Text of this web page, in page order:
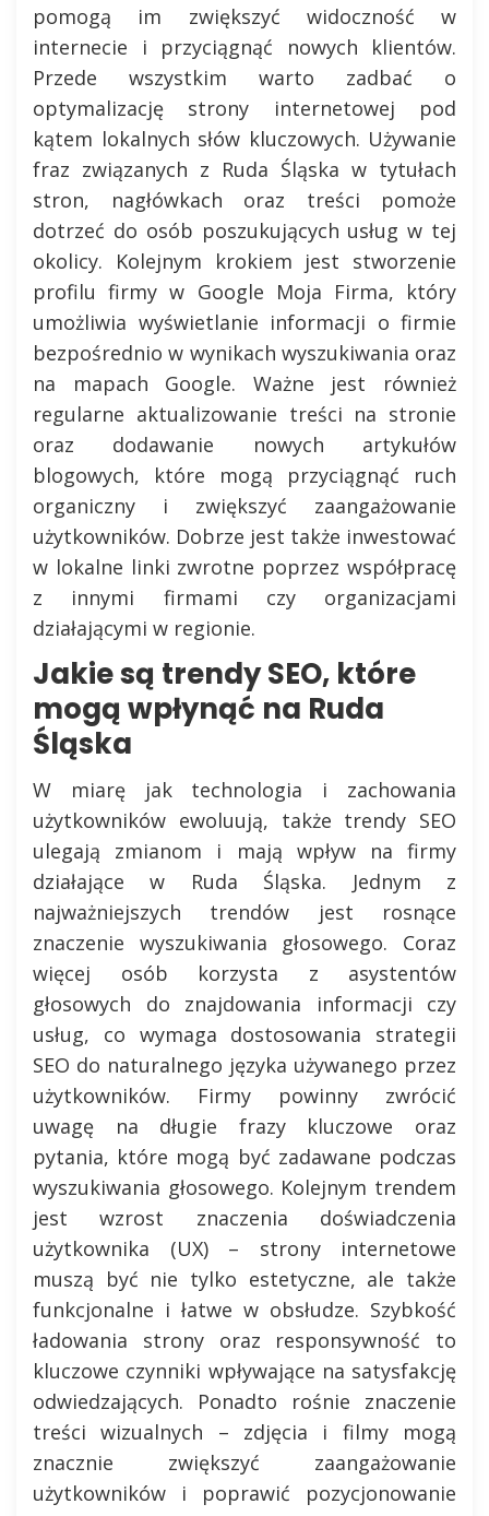
pomogą im zwiększyć widoczność w
internecie i przyciągnąć nowych klientów.
Przede wszystkim warto zadbać o
optymalizację strony internetowej pod
kątem lokalnych słów kluczowych. Używanie
fraz związanych z Ruda Śląska w tytułach
stron, nagłówkach oraz treści pomoże
dotrzeć do osób poszukujących usług w tej
okolicy. Kolejnym krokiem jest stworzenie
profilu firmy w Google Moja Firma, który
umożliwia wyświetlanie informacji o firmie
bezpośrednio w wynikach wyszukiwania oraz
na mapach Google. Ważne jest również
regularne aktualizowanie treści na stronie
oraz dodawanie nowych artykułów
blogowych, które mogą przyciągnąć ruch
organiczny i zwiększyć zaangażowanie
użytkowników. Dobrze jest także inwestować
w lokalne linki zwrotne poprzez współpracę
z innymi firmami czy organizacjami
działającymi w regionie.
Jakie są trendy SEO, które
mogą wpłynąć na Ruda
Śląska
W miarę jak technologia i zachowania
użytkowników ewoluują, także trendy SEO
ulegają zmianom i mają wpływ na firmy
działające w Ruda Śląska. Jednym z
najważniejszych trendów jest rosnące
znaczenie wyszukiwania głosowego. Coraz
więcej osób korzysta z asystentów
głosowych do znajdowania informacji czy
usług, co wymaga dostosowania strategii
SEO do naturalnego języka używanego przez
użytkowników. Firmy powinny zwrócić
uwagę na długie frazy kluczowe oraz
pytania, które mogą być zadawane podczas
wyszukiwania głosowego. Kolejnym trendem
jest wzrost znaczenia doświadczenia
użytkownika (UX) – strony internetowe
muszą być nie tylko estetyczne, ale także
funkcjonalne i łatwe w obsłudze. Szybkość
ładowania strony oraz responsywność to
kluczowe czynniki wpływające na satysfakcję
odwiedzających. Ponadto rośnie znaczenie
treści wizualnych – zdjęcia i filmy mogą
znacznie zwiększyć zaangażowanie
użytkowników i poprawić pozycjonowanie